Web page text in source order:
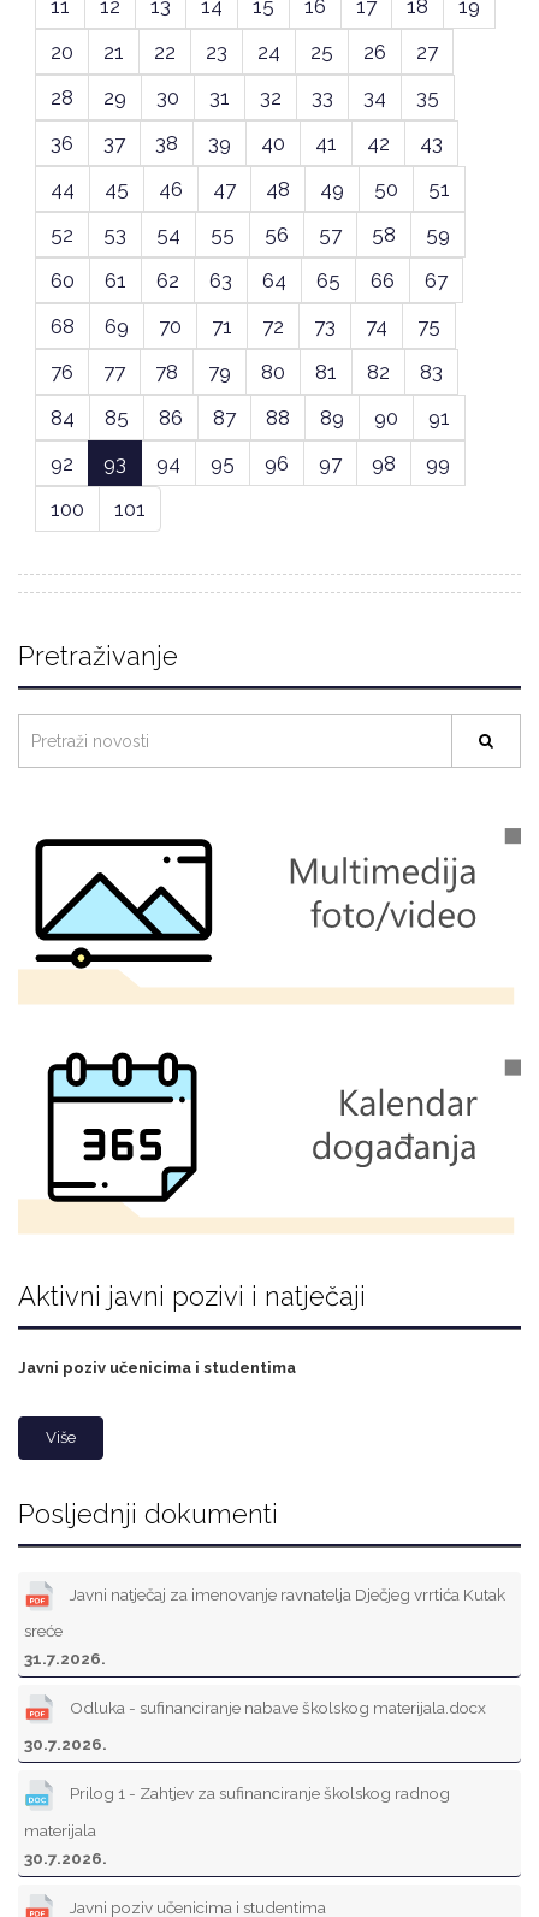
11
12 13 14 15 16 17 18
19
20
21 22 23 24 25 26
27
28
29 30 31 32 33 34
35
36
37 38 39 40 41 42
43
44
45 46 47 48 49 50
51
52
53 54 55 56 57 58
59
60
61 62 63 64 65 66
67
68
69 70 71 72 73 74
75
76
77 78 79 80 81 82
83
84
85 86 87 88 89 90
91
92
93 94 95 96 97 98
99
100
101
Pretraživanje
Aktivni javni pozivi i natječaji
Javni poziv učenicima i studentima
Više
Posljednji dokumenti
Javni natječaj za imenovanje ravnatelja Dječjeg vrrtića Kutak
sreće
31.7.2026.
Odluka - sufinanciranje nabave školskog materijala.docx
30.7.2026.
Prilog 1 - Zahtjev za sufinanciranje školskog radnog
materijala
30.7.2026.
Javni poziv učenicima i studentima